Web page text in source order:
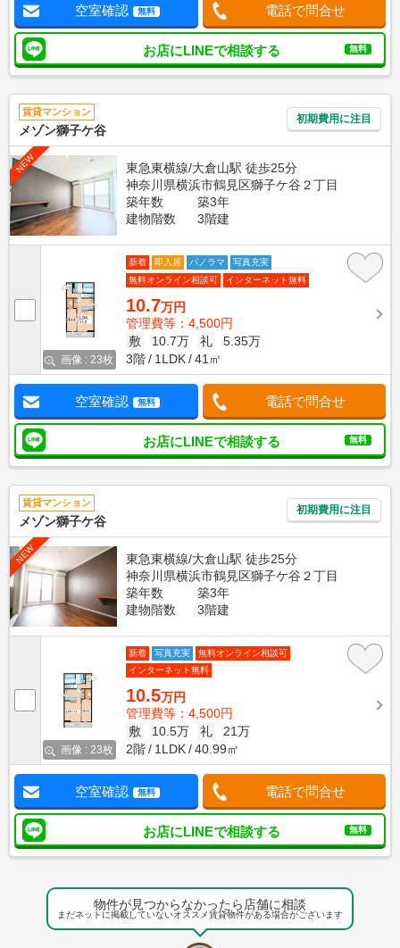
空室確認 無料 電話で問合せ
お店にLINEで相談する 無料
賃貸マンション
メゾン獅子ケ谷
初期費用に注目
NEW
東急東横線/大倉山駅 徒歩25分
神奈川県横浜市鶴見区獅子ケ谷２丁目
築年数
築3年
建物階数
3階建
画像 : 23枚
新着 即入居 パノラマ
写真充実
無料オンライン相談可
インターネット無料
10.7万円
管理費等：4,500円
敷
10.7万 礼
5.35万
3階
1LDK 41㎡
空室確認 無料 電話で問合せ
お店にLINEで相談する 無料
賃貸マンション
メゾン獅子ケ谷
初期費用に注目
NEW
東急東横線/大倉山駅 徒歩25分
神奈川県横浜市鶴見区獅子ケ谷２丁目
築年数
築3年
建物階数
3階建
画像 : 23枚
新着 写真充実
無料オンライン相談可
インターネット無料
10.5万円
管理費等：4,500円
敷
10.5万 礼
21万
2階
1LDK 40.99㎡
空室確認 無料 電話で問合せ
お店にLINEで相談する 無料
物件が見つからなかったら店舗に相談
まだネットに掲載していないオススメ賃貸物件がある場合がございます